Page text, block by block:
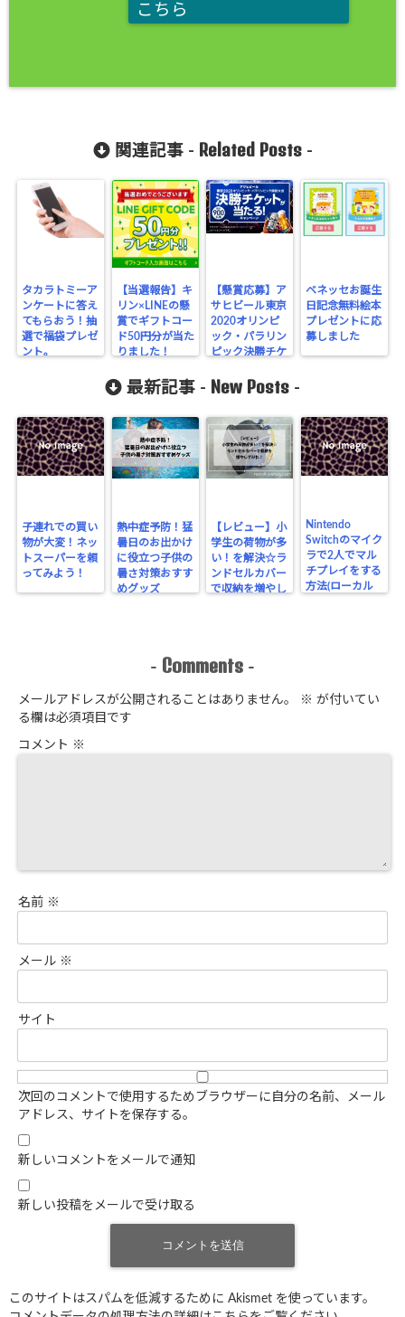
こちら
関連記事 - Related Posts-
タカラトミーア
ンケートに答え
てもらおう！抽
選で福袋プレゼ
ント。
【当選報告】キ
リン×LINEの懸
賞でギフトコー
ド50円分が当た
りました！
【懸賞応募】ア
サヒビール東京
2020オリンピ
ック・パラリン
ピック決勝チケ
ャンペーン
ベネッセお誕生
日記念無料絵本
プレゼントに応
募しました
最新記事 - New Posts -
子連れでの買い
物が大変！ネッ
トスーパーを頼
ってみよう！
熱中症予防！猛
暑日のお出かけ
に役立つ子供の
暑さ対策おすす
めグッズ
【レビュー】小
学生の荷物が多
い！を解決☆ラ
ンドセルカバー
で収納を増やし
Nintendo
Switchのマイク
ラで2人でマル
チプレイをする
方法(ローカル
- Comments -
メールアドレスが公開されることはありません。 ※ が付いてい
る欄は必須項目です
コメント ※
名前 ※
メール ※
サイト
次回のコメントで使用するためブラウザーに自分の名前、メール
アドレス、サイトを保存する。
新しいコメントをメールで通知
新しい投稿をメールで受け取る
このサイトはスパムを低減するために Akismet を使っています。